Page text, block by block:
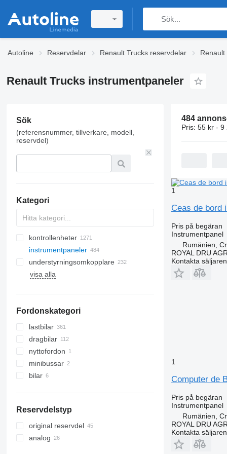
Autoline Reservdelar Renault Trucks reservdelar Renault
Renault Trucks instrumentpaneler
Sök
(referensnummer, tillverkare, modell,
reservdel)
Kategori
kontrollenheter
instrumentpaneler
understyrningsomkopplare
visa alla
Fordonskategori
lastbilar
dragbilar
nyttofordon
minibussar
bilar
Reservdelstyp
original reservdel
analog
484
Pris: 55 kr - 9
1
Ceas de bord
Pris på begäran
Instrumentpanel
Rumänien,
ROYAL DRU
Kontakta säljaren
1
Computer de
Pris på begäran
Instrumentpanel
Rumänien,
ROYAL DRU
Kontakta säljaren